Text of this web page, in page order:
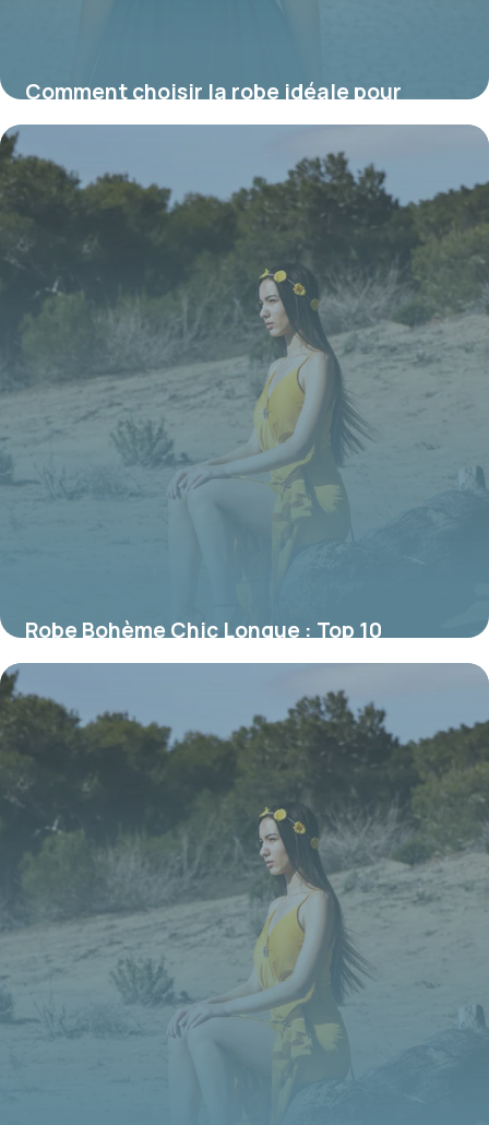
Comment choisir la robe idéale pour
petite femme ronde : astuces pour
sublimer sa silhouette
16 juin 2026
Robe Bohème Chic Longue : Top 10
Modèles
16 juin 2026